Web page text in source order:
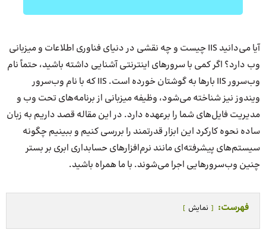
آیا می‌دانید IIS چیست و چه نقشی در دنیای فناوری اطلاعات و میزبانی
وب دارد؟ اگر کمی با سرورهای اینترنتی آشنایی داشته باشید، حتماً نام
وب‌سرور IIS بارها به گوشتان خورده است. IIS که با نام وب‌سرور
ویندوز نیز شناخته می‌شود، وظیفه میزبانی از برنامه‌های تحت وب و
مدیریت فایل‌های شما را بر‌عهده دارد. در این مقاله قصد داریم به زبان
ساده نحوه کارکرد این ابزار قدرتمند را بررسی کنیم و ببینیم چگونه
سیستم‌های پیشرفته‌ای مانند نرم‌افزارهای حسابداری ابری بر بستر
چنین وب‌سرورهایی اجرا می‌شوند. با ما همراه باشید.
فهرست: نمایش